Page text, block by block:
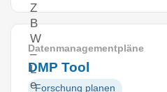
Z
B
W
–
L
e
Datenmanagementpläne
DMP Tool
Forschung planen